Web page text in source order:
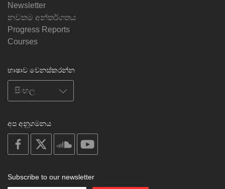
Newsletter
නවතම අන්තර්ගතය
Progress Reports
Courses
භාෂාව වෙනස්කරන්න
අප අනුගමනය
on
facebook
soundcloud
Subscribe to our newsletter